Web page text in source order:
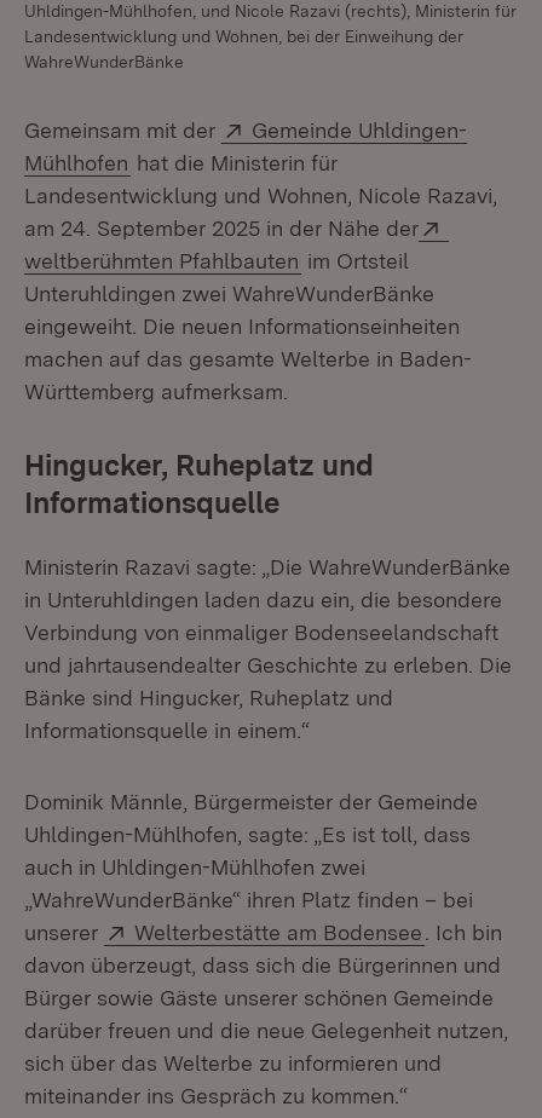
Uhldingen-Mühlhofen, und Nicole Razavi (rechts), Ministerin für
Landesentwicklung und Wohnen, bei der Einweihung der
WahreWunderBänke
Gemeinsam mit der Extern:
Gemeinde Uhldingen-
Mühlhofen (Öffnet in neuem Fenster)
hat die Ministerin für
Landesentwicklung und Wohnen, Nicole Razavi,
am 24. September 2025 in der Nähe der
weltberühmten Pfahlbauten (Öffnet in neuem
im Ortsteil
Unteruhldingen zwei WahreWunderBänke
eingeweiht. Die neuen Informationseinheiten
machen auf das gesamte Welterbe in Baden-
Württemberg aufmerksam.
Hingucker, Ruheplatz und
Informationsquelle
Ministerin Razavi sagte: „Die WahreWunderBänke
in Unteruhldingen laden dazu ein, die besondere
Verbindung von einmaliger Bodenseelandschaft
und jahrtausendealter Geschichte zu erleben. Die
Bänke sind Hingucker, Ruheplatz und
Informationsquelle in einem.“
Dominik Männle, Bürgermeister der Gemeinde
Uhldingen-Mühlhofen, sagte: „Es ist toll, dass
auch in Uhldingen-Mühlhofen zwei
„WahreWunderBänke“ ihren Platz finden – bei
unserer
Extern:
Welterbestätte am Bodensee (Öffnet in
. Ich bin
davon überzeugt, dass sich die Bürgerinnen und
Bürger sowie Gäste unserer schönen Gemeinde
darüber freuen und die neue Gelegenheit nutzen,
sich über das Welterbe zu informieren und
miteinander ins Gespräch zu kommen.“